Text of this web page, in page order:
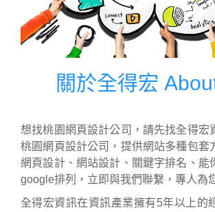
關於全得宏
想找桃園網頁設計公司，請先找全得宏
桃園網頁設計公司，提供網站多種包套
網頁設計、網站設計、關鍵字排名、能
google排列，立即與我們聯繫，專人為
全得宏資訊在資訊產業擁有5年以上的